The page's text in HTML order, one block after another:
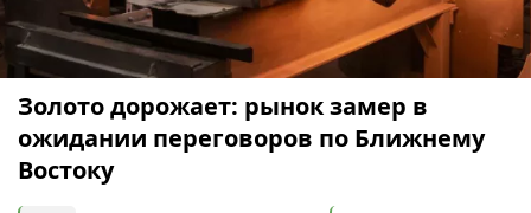
Золото дорожает: рынок замер в
ожидании переговоров по Ближнему
Востоку